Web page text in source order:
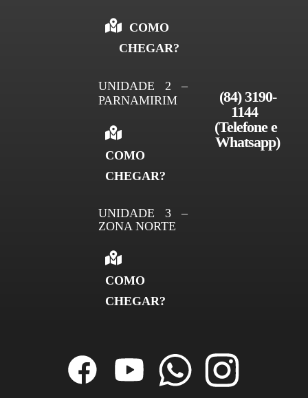
COMO
CHEGAR?
UNIDADE 2 –
PARNAMIRIM
COMO
CHEGAR?
UNIDADE 3 –
ZONA NORTE
COMO
CHEGAR?
(84) 3190-
1144
(Telefone e
Whatsapp)